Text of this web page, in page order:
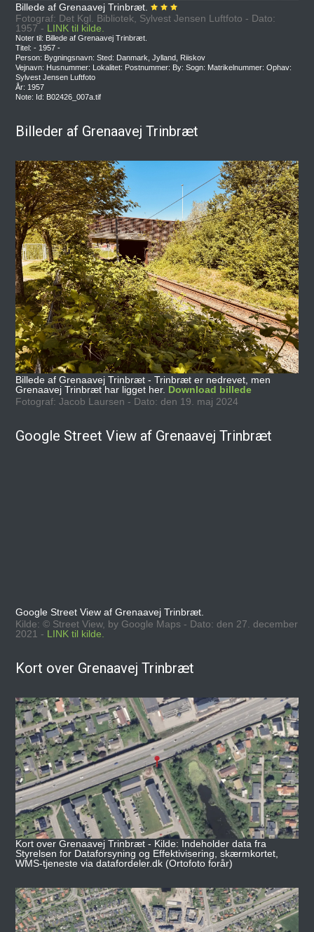
Billede af Grenaavej Trinbræt.
Fotograf: Det Kgl. Bibliotek, Sylvest Jensen Luftfoto - Dato:
1957 - LINK til kilde.
Noter til: Billede af Grenaavej Trinbræt.
Titel: - 1957 -
Person: Bygningsnavn: Sted: Danmark, Jylland, Riiskov
Vejnavn: Husnummer: Lokalitet: Postnummer: By: Sogn: Matrikelnummer: Ophav:
Sylvest Jensen Luftfoto
År: 1957
Note: Id: B02426_007a.tif
Billeder af Grenaavej Trinbræt
Billede af Grenaavej Trinbræt - Trinbræt er nedrevet, men
Grenaavej Trinbræt har ligget her. Download billede
Fotograf: Jacob Laursen - Dato: den 19. maj 2024
Google Street View af Grenaavej Trinbræt
Google Street View af Grenaavej Trinbræt.
Kilde: © Street View, by Google Maps - Dato: den 27. december
2021 - LINK til kilde.
Kort over Grenaavej Trinbræt
Kort over Grenaavej Trinbræt - Kilde: Indeholder data fra
Styrelsen for Dataforsyning og Effektivisering, skærmkortet,
WMS-tjeneste via datafordeler.dk (Ortofoto forår)